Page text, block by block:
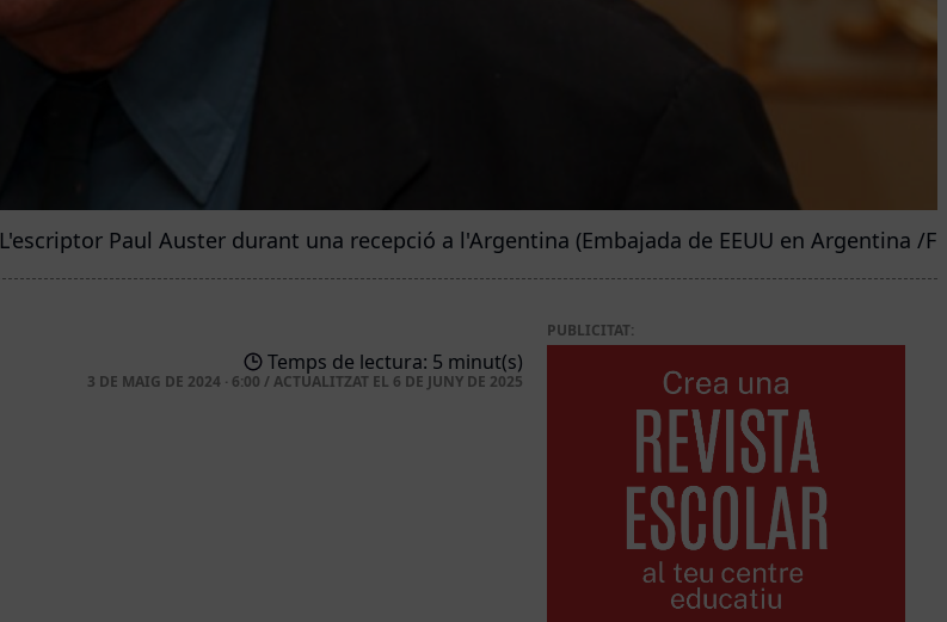
L'escriptor Paul Auster durant una recepció a l'Argentina (Embajada de EEUU en Argentina /
Temps de lectura: 5 minut(s)
3 DE MAIG DE 2024 · 6:00 /ACTUALITZAT EL 6 DE JUNY DE 2025
PUBLICITAT: